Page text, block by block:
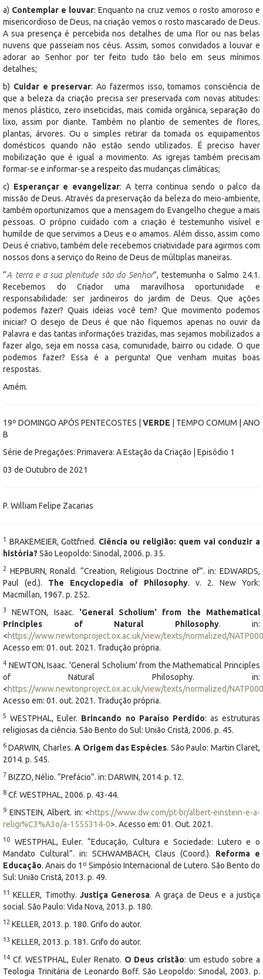
a) Contemplar e louvar: Enquanto na cruz vemos o rosto amoroso e
misericordioso de Deus, na criação vemos o rosto mascarado de Deus.
A sua presença é percebida nos detalhes de uma flor ou nas belas
nuvens que passeiam nos céus. Assim, somos convidados a louvar e
adorar ao Senhor por ter feito tudo tão belo em seus mínimos
detalhes;
b) Cuidar e preservar: Ao fazermos isso, tomamos consciência de
que a beleza da criação precisa ser preservada com novas atitudes:
menos plástico, zero inseticidas, mais comida orgânica, separação do
lixo, assim por diante. Também no plantio de sementes de flores,
plantas, árvores. Ou o simples retirar da tomada os equipamentos
domésticos quando não estão sendo utilizados. É preciso haver
mobilização que é igual a movimento. As igrejas também precisam
formar-se e informar-se a respeito das mudanças climáticas;
c) Esperançar e evangelizar: A terra continua sendo o palco da
missão de Deus. Através da preservação da beleza do meio-ambiente,
também oportunizamos que a mensagem do Evangelho chegue a mais
pessoas. O próprio cuidado com a criação é testemunho visível e
humilde de que servimos a Deus e o amamos. Além disso, assim como
Deus é criativo, também dele recebemos criatividade para agirmos com
nossos dons a serviço do Reino de Deus de múltiplas maneiras.
“A terra e a sua plenitude são do Senhor”, testemunha o Salmo 24.1.
Recebemos do Criador uma maravilhosa oportunidade e
responsabilidade: ser jardineiros do jardim de Deus. Que ações
podemos fazer? Quais ideias você tem? Que movimento podemos
iniciar? O desejo de Deus é que não fiquemos apenas no ouvir da
Palavra e das tantas informações trazidas, mas sejamos mobilizados a
fazer algo, seja em nossa casa, comunidade, bairro ou cidade. O que
podemos fazer? Essa é a pergunta! Que venham muitas boas
respostas.
Amém.
19º DOMINGO APÓS PENTECOSTES | VERDE | TEMPO COMUM | ANO
B
Série de Pregações: Primavera: A Estação da Criação | Episódio 1
03 de Outubro de 2021
P. William Felipe Zacarias
1 BRAKEMEIER, Gottfried. Ciência ou religião: quem vai conduzir a
história? São Leopoldo: Sinodal, 2006. p. 35.
2 HEPBURN, Ronald. “Creation, Religious Doctrine of”. in: EDWARDS,
Paul (ed.). The Encyclopedia of Philosophy. v. 2. New York:
Macmillan, 1967. p. 252.
3 NEWTON, Isaac. 'General Scholium' from the Mathematical
Principles of Natural Philosophy. in:
<https://www.newtonproject.ox.ac.uk/view/texts/normalized/
Acesso em: 01. out. 2021. Tradução própria.
4 NEWTON, Isaac. 'General Scholium' from the Mathematical Principles
of Natural Philosophy. in:
<https://www.newtonproject.ox.ac.uk/view/texts/normalized/
Acesso em: 01. out. 2021. Tradução própria.
5 WESTPHAL, Euler. Brincando no Paraíso Perdido: as estruturas
religiosas da ciência. São Bento do Sul: União Cristã, 2006. p. 45.
6 DARWIN, Charles.A Origem das Espécies. São Paulo: Martin Claret,
2014. p. 545.
7 BIZZO, Nélio. “Prefácio”. in: DARWIN, 2014. p. 12.
8 Cf. WESTPHAL, 2006. p. 43-44.
9 EINSTEIN, Albert. in: <https://www.dw.com/pt-br/albert-einstein-e-a-
religi%C3%A3o/a-1555314-0>. Acesso em: 01. Out. 2021.
10
WESTPHAL, Euler. “Educação, Cultura e Sociedade: Lutero e o
Mandato Cultural”. in: SCHWAMBACH, Claus (Coord.). Reforma e
Educação. Anais do 1º Simpósio Internacional de Lutero. São Bento do
Sul: União Cristã, 2013. p. 49.
11 KELLER, Timothy.Justiça Generosa. A graça de Deus e a justiça
social. São Paulo: Vida Nova, 2013. p. 180.
12 KELLER, 2013. p. 180. Grifo do autor.
13 KELLER, 2013. p. 181. Grifo do autor.
14 Cf. WESTPHAL, Euler Renato. O Deus cristão: um estudo sobre a
Teologia Trinitária de Leonardo Boff. São Leopoldo: Sinodal, 2003. p.